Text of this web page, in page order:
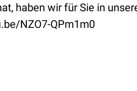
haben wir für Sie in
NZO7-QPm1m0